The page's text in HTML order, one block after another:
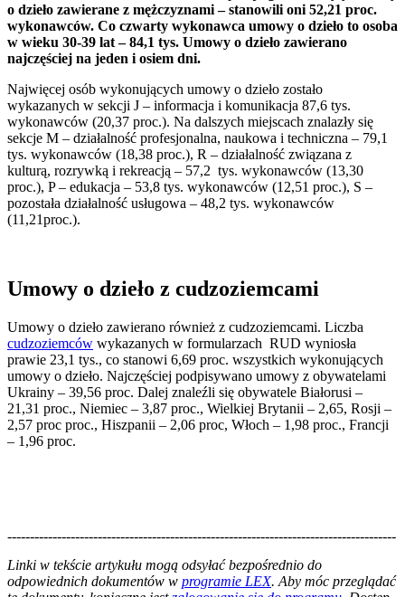
o dzieło zawierane z mężczyznami – stanowili oni 52,21 proc.
wykonawców. Co czwarty wykonawca umowy o dzieło to osoba
w wieku 30-39 lat – 84,1 tys. Umowy o dzieło zawierano
najczęściej na jeden i osiem dni.
Najwięcej osób wykonujących umowy o dzieło zostało
wykazanych w sekcji J – informacja i komunikacja 87,6 tys.
wykonawców (20,37 proc.). Na dalszych miejscach znalazły się
sekcje M – działalność profesjonalna, naukowa i techniczna – 79,1
tys. wykonawców (18,38 proc.), R – działalność związana z
kulturą, rozrywką i rekreacją – 57,2 tys. wykonawców (13,30
proc.), P – edukacja – 53,8 tys. wykonawców (12,51 proc.), S –
pozostała działalność usługowa – 48,2 tys. wykonawców
(11,21proc.).
Umowy o dzieło z cudzoziemcami
Umowy o dzieło zawierano również z cudzoziemcami. Liczba
cudzoziemców wykazanych w formularzach RUD wyniosła
prawie 23,1 tys., co stanowi 6,69 proc. wszystkich wykonujących
umowy o dzieło. Najczęściej podpisywano umowy z obywatelami
Ukrainy – 39,56 proc. Dalej znaleźli się obywatele Białorusi –
21,31 proc., Niemiec – 3,87 proc., Wielkiej Brytanii – 2,65, Rosji –
2,57 proc proc., Hiszpanii – 2,06 proc, Włoch – 1,98 proc., Francji
– 1,96 proc.
--------------------------------------------------------------------------------------
Linki w tekście artykułu mogą odsyłać bezpośrednio do
odpowiednich dokumentów w programie LEX. Aby móc przeglądać